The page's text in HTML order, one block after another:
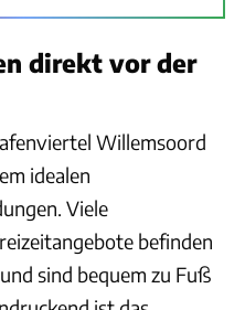
direkt vor der
Willemsoord
idealen
Viele
befinden
sind bequem zu Fuß